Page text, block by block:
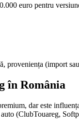
euro pentru
proveniența (import
în România
dar este
(ClubTouareg,